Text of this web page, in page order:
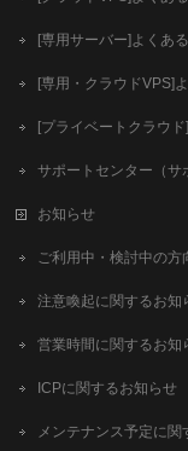
[専用サーバー]よくあ
[専用・クラウドVPS]
[プライベートクラウ
サポートセンター（サ
お知らせ
ご利用中・検討中の方
注意喚起に関するお知
営業時間に関するお知
ICPに関するお知らせ
メンテナンス予定に関